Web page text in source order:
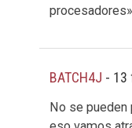
BATCH4J - 13
No se pueden